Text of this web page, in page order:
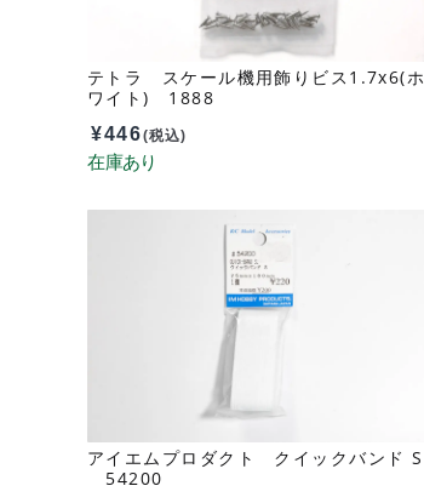
テトラ スケール機用飾りビス1.7x6(ホ
ワイト) 1888
¥446(税込)
アイエムプロダクト クイックバンド S
54200